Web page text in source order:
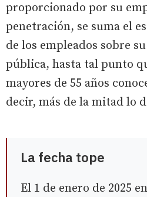
proporcionado por su
penetración, se suma el
de los empleados sobre
pública, hasta tal punto
mayores de 55 años
decir, más de la mitad lo
La fecha tope
El 1 de enero de 2025